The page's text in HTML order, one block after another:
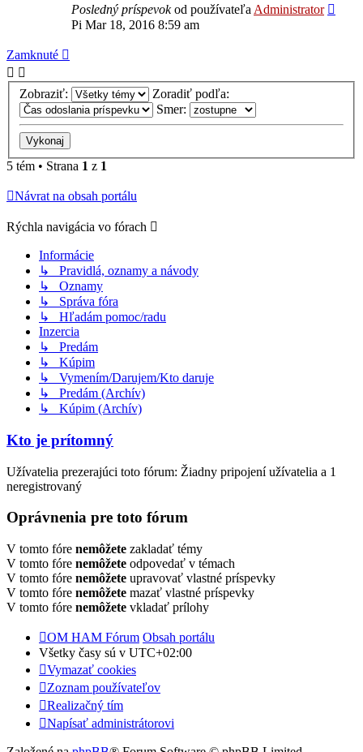
Posledný príspevokod používateľa Administrator
Pi Mar 18, 2016 8:59 am
Zamknuté
Zobraziť:
Zoradiť podľa:
Smer:
5 tém • Strana 1 z 1
Návrat na obsah portálu
Rýchla navigácia vo fórach
Informácie
↳ Pravidlá, oznamy a návody
↳ Oznamy
↳ Správa fóra
↳ Hľadám pomoc/radu
Inzercia
↳ Predám
↳ Kúpim
↳ Vymením/Darujem/Kto daruje
↳ Predám (Archív)
↳ Kúpim (Archív)
Kto je prítomný
Užívatelia prezerajúci toto fórum: Žiadny pripojení užívatelia a 1
neregistrovaný
Oprávnenia pre toto fórum
V tomto fóre nemôžete zakladať témy
V tomto fóre nemôžete odpovedať v témach
V tomto fóre nemôžete upravovať vlastné príspevky
V tomto fóre nemôžete mazať vlastné príspevky
V tomto fóre nemôžete vkladať prílohy
OM HAM Fórum Obsah portálu
Všetky časy sú v UTC+02:00
Vymazať cookies
Zoznam používateľov
Realizačný tím
Napísať administrátorovi